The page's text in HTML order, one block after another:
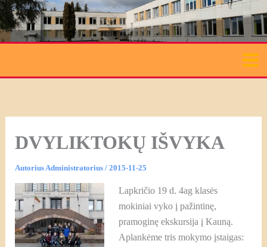
Pereiti
prie
turinio
DVYLIKTOKŲ IŠVYKA
AutoriusAdministratorius / 2015-11-25
Lapkričio 19 d. 4ag klasės
mokiniai vyko į pažintinę,
pramoginę ekskursija į Kauną.
Aplankėme tris mokymo įstaigas: